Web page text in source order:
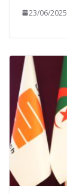
23/06/2025